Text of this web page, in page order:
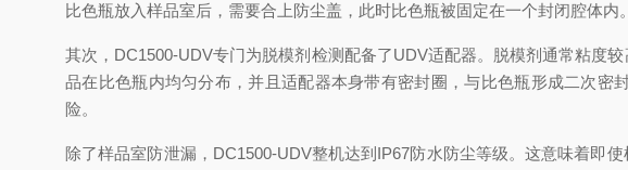
比色瓶放入样品室后，需要合上防尘盖，此时比色瓶被固定在一个封闭腔体
其次，DC1500-UDV专门为脱模剂检测配备了UDV适配器。脱模剂通常粘度
品在比色瓶内均匀分布，并且适配器本身带有密封圈，与比色瓶形成二次
险。
除了样品室防泄漏，DC1500-UDV整机达到IP67防水防尘等级。这意味着即